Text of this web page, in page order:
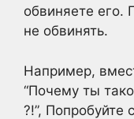
обвиняете его.
не обвинять.
Например,
“Почему ты
?!”, Попробуйте